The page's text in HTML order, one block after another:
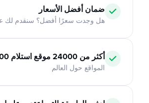
ضمان أفضل الأسعار
هل وجدت سعرًا أفضل؟ سنقدم لك
أكثر من 24000 موقع استلام 24000
المواقع حول العالم